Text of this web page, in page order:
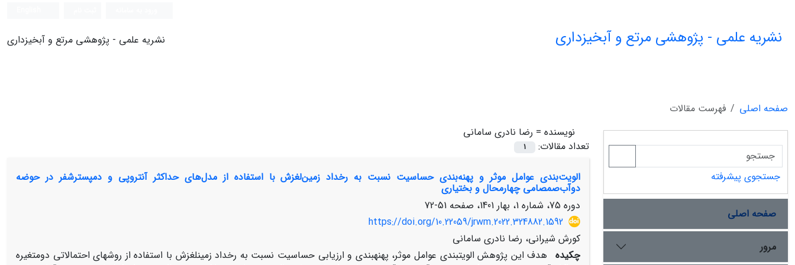
نشریه علمی - پژوهشی مرتع و آبخیزداری نشریه علمی - پژوهشی مرتع و آبخیزداری
صفحه اصلی
فهرست مقالات
نویسنده = رضا نادری سامانی
تعداد مقالات:
1
الویت‌بندی عوامل موثر و پهنه‌بندی حساسیت نسبت به رخداد زمین‌لغزش با استفاده از مدل‌های حداکثر آنتروپی و دمپسترشفر در حوضه
دوآب‌صمصامی چهارمحال و بختیاری
دوره 75، شماره 1، بهار 1401، صفحه
51-72
https://doi.org/10.22059/jrwm.2022.324882.1592
کورش شیرانی، رضا نادری سامانی
چکیده هدف این پژوهش الویت‏بندی عوامل موثر، پهنه‏بندی و ارزیابی حساسیت نسبت به رخداد زمین‏لغزش با استفاده از روش‏‏های احتمالاتی دومتغیره
جستجوی پیشرفته
صفحه اصلی
مرور